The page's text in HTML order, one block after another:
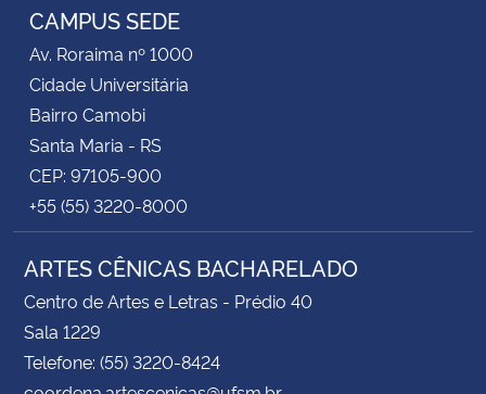
CAMPUS SEDE
Av. Roraima nº 1000
Cidade Universitária
Bairro Camobi
Santa Maria - RS
CEP: 97105-900
+55 (55) 3220-8000
ARTES CÊNICAS BACHARELADO
Centro de Artes e Letras - Prédio 40
Sala 1229
Telefone: (55) 3220-8424